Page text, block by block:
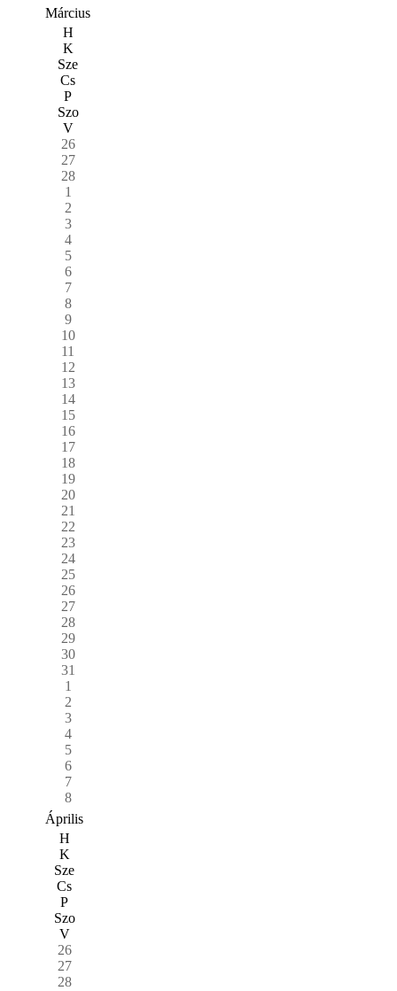
Március
H
K
Sze
Cs
P
Szo
V
26
27
28
1
2
3
4
5
6
7
8
9
10
11
12
13
14
15
16
17
18
19
20
21
22
23
24
25
26
27
28
29
30
31
1
2
3
4
5
6
7
8
Április
H
K
Sze
Cs
P
Szo
V
26
27
28